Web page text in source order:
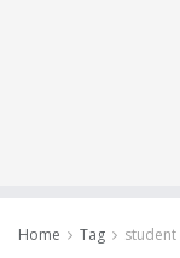
Home Tag